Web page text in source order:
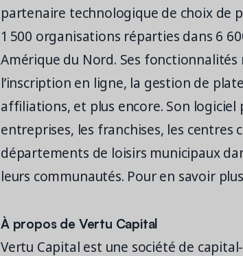
partenaire technologique de choix de
1 500 organisations réparties dans 6
Amérique du Nord. Ses
l’inscription en ligne, la gestion de
affiliations, et plus encore. Son
entreprises, les franchises, les centres
départements de loisirs municipaux
leurs communautés. Pour en savoir
À propos de Vertu Capital
Vertu Capital est une société de